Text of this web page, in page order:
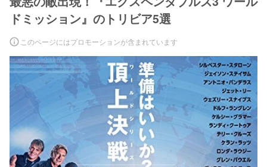
ドミッション』のトリビア5選
このページにはプロモーションが含まれています